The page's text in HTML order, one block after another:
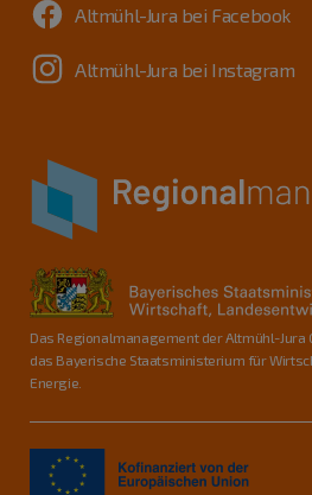
Altmühl-Jura bei Facebook
Altmühl-Jura bei Instagram
Das Regionalmanagement der Altmühl-Jura
das Bayerische Staatsministerium für
Energie.